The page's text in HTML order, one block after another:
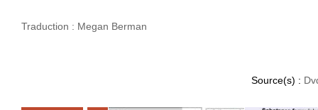
Traduction : Megan Berman
Source(s) :